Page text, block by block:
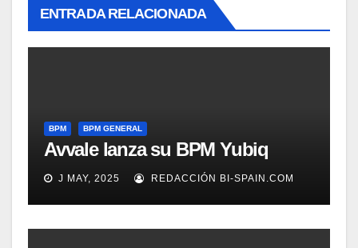
ENTRADA RELACIONADA
BPM BPM GENERAL
Avvale lanza su BPM Yubiq
J MAY, 2025 REDACCIÓN BI-SPAIN.COM